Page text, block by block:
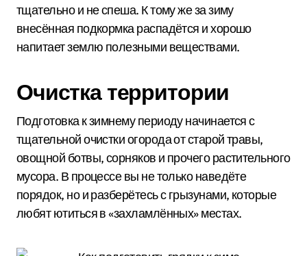
тщательно и не спеша. К тому же за зиму
внесённая подкормка распадётся и хорошо
напитает землю полезными веществами.
Очистка территории
Подготовка к зимнему периоду начинается с
тщательной очистки огорода от старой травы,
овощной ботвы, сорняков и прочего растительного
мусора. В процессе вы не только наведёте
порядок, но и разберётесь с грызунами, которые
любят ютиться в «захламлённых» местах.